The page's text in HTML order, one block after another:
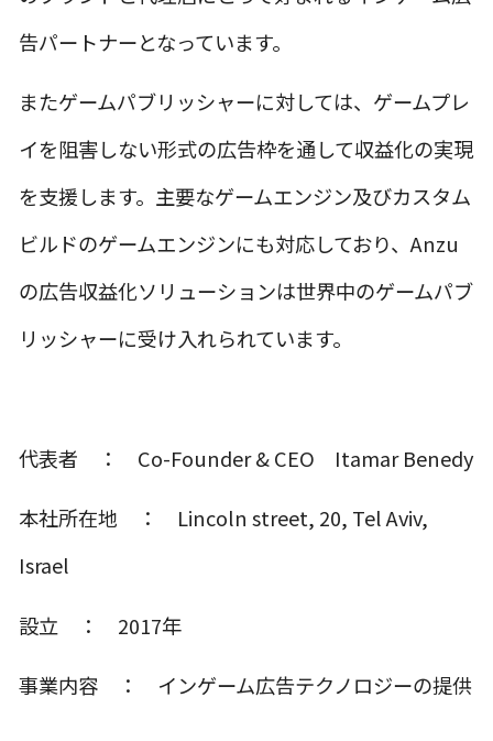
告パートナーとなっています。
またゲームパブリッシャーに対しては、ゲームプレ
イを阻害しない形式の広告枠を通して収益化の実現
を支援します。主要なゲームエンジン及びカスタム
ビルドのゲームエンジンにも対応しており、Anzu
の広告収益化ソリューションは世界中のゲームパブ
リッシャーに受け入れられています。
代表者 ： Co-Founder & CEO Itamar Benedy
本社所在地 ： Lincoln street, 20, Tel Aviv,
Israel
設立 ： 2017年
事業内容 ： インゲーム広告テクノロジーの提供